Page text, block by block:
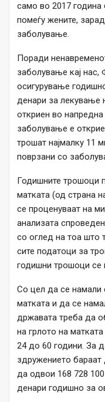
само во 2017 година
помеѓу жените,
заболување.
Поради
заболување кај
осигурување
денари за лекување
откриен во
заболување е
трошат најмалку 11
поврзани со
Годишните трошоци
матката (од страна
се проценуваат на
анализата
со оглед на тоа што
сите податоци за
годишни трошоци се
Со цел да се намали
матката и да се
државата треба да
на грлото на
24 до 60 години. За
здружението
да одвои 168 728
денари годишно за